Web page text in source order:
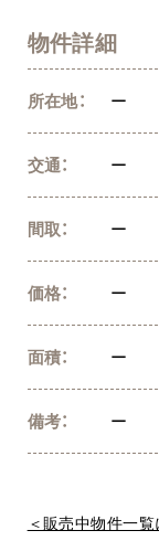
物件詳細
所在地： ー
交通： ー
間取： ー
価格： ー
面積： ー
備考： ー
＜販売中物件一